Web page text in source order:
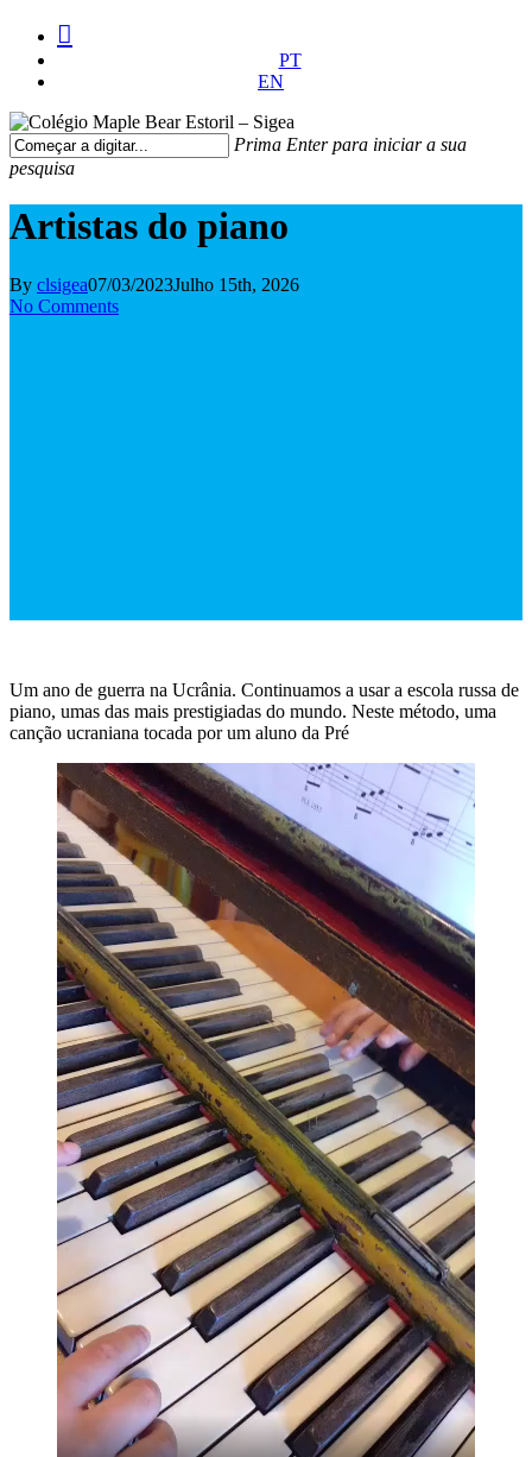
facebook
instagram
medium
PT
EN
Prima Enter para iniciar a sua
pesquisa
Pesquisa
Artistas do piano
By clsigea07/03/2023Julho 15th, 2026
No Comments
Um ano de guerra na Ucrânia. Continuamos a usar a escola russa de
piano, umas das mais prestigiadas do mundo. Neste método, uma
canção ucraniana tocada por um aluno da Pré